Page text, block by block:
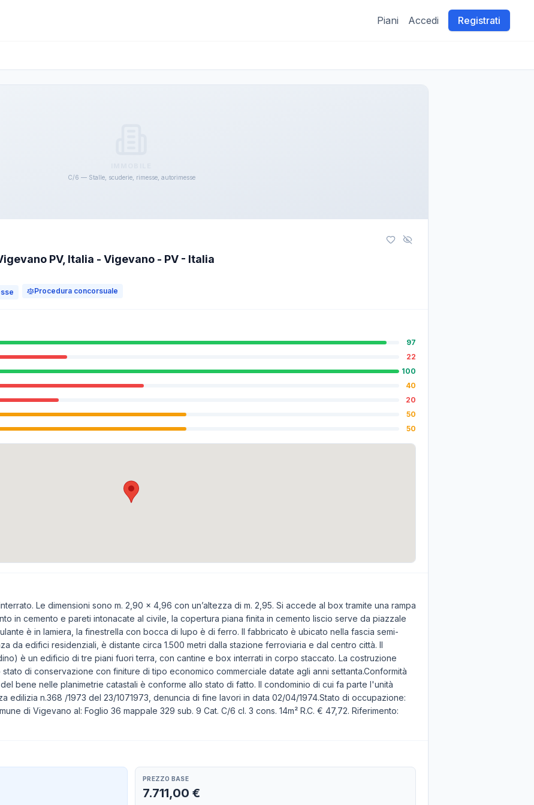
Piani Accedi Registrati
C/6 — Stalle, scuderie, rimesse, autorimesse
PV, Italia - Vigevano - PV - Italia
Procedura concorsuale
97
22
100
40
20
50
50
Le dimensioni sono m. 2,90 x 4,96 con un’altezza di m. 2,95. Si accede al box tramite una rampa
in cemento e pareti intonacate al civile, la copertura piana finita in cemento liscio serve da piazzale
è in lamiera, la finestrella con bocca di lupo è di ferro. Il fabbricato è ubicato nella fascia semi-
da edifici residenziali, è distante circa 1.500 metri dalla stazione ferroviaria e dal centro città. Il
è un edificio di tre piani fuori terra, con cantine e box interrati in corpo staccato. La costruzione
di conservazione con finiture di tipo economico commerciale datate agli anni settanta.Conformità
bene nelle planimetrie catastali è conforme allo stato di fatto. Il condominio di cui fa parte l'unità
edilizia n.368 /1973 del 23/1071973, denuncia di fine lavori in data 02/04/1974.Stato di occupazione:
di Vigevano al: Foglio 36 mappale 329 sub. 9 Cat. C/6 cl. 3 cons. 14m² R.C. € 47,72. Riferimento:
PREZZO BASE
7.711,00 €